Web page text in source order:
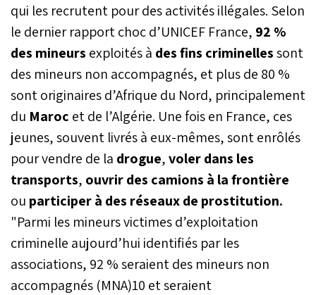
qui les recrutent pour des activités illégales. Selon
le dernier rapport choc d’UNICEF France, 92 %
des mineurs exploités à des fins criminellessont
des mineurs non accompagnés, et plus de 80 %
sont originaires d’Afrique du Nord, principalement
du Maroc et de l’Algérie. Une fois en France, ces
jeunes, souvent livrés à eux-mêmes, sont enrôlés
pour vendre de la drogue,voler dans les
transports, ouvrir des camions à la frontière
ou participer à des réseaux de prostitution.
"Parmi les mineurs victimes d’exploitation
criminelle aujourd’hui identifiés par les
associations, 92 % seraient des mineurs non
accompagnés (MNA)10 et seraient